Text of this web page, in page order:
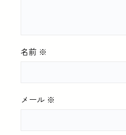
名前 ※
メール ※